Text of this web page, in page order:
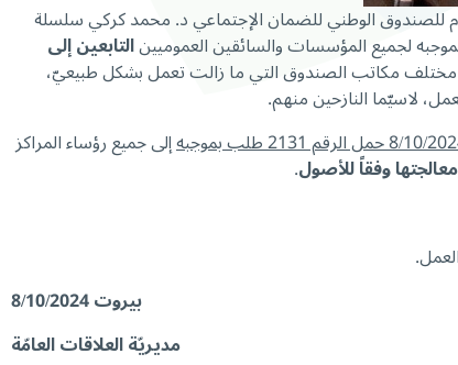
العام للصندوق الوطني للضمان الإجتماعي د. محمد كركي سلسلة
التابعين إلى
مختلف مكاتب الصندوق التي ما زالت تعمل بشكل طبيعيّ،
لاسيّما النازحين منهم.
إلى جميع رؤساء المراكز
وفقاً للأصول.
بيروت 8/10/2024
مديريّة العلاقات العامّة